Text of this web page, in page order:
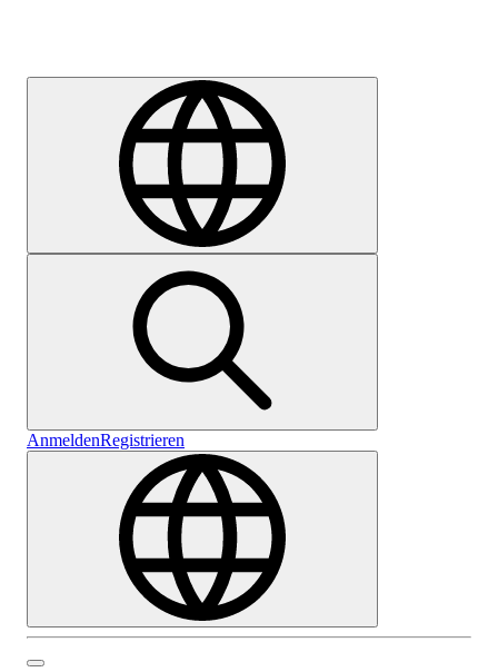
AnmeldenRegistrieren